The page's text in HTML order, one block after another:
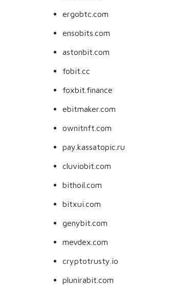
ergobtc.com
ensobits.com
astonbit.com
fobit.cc
foxbit.finance
ebitmaker.com
ownitnft.com
pay.kassatopic.ru
cluviobit.com
bithoil.com
bitxui.com
genybit.com
mevdex.com
cryptotrusty.io
plunirabit.com